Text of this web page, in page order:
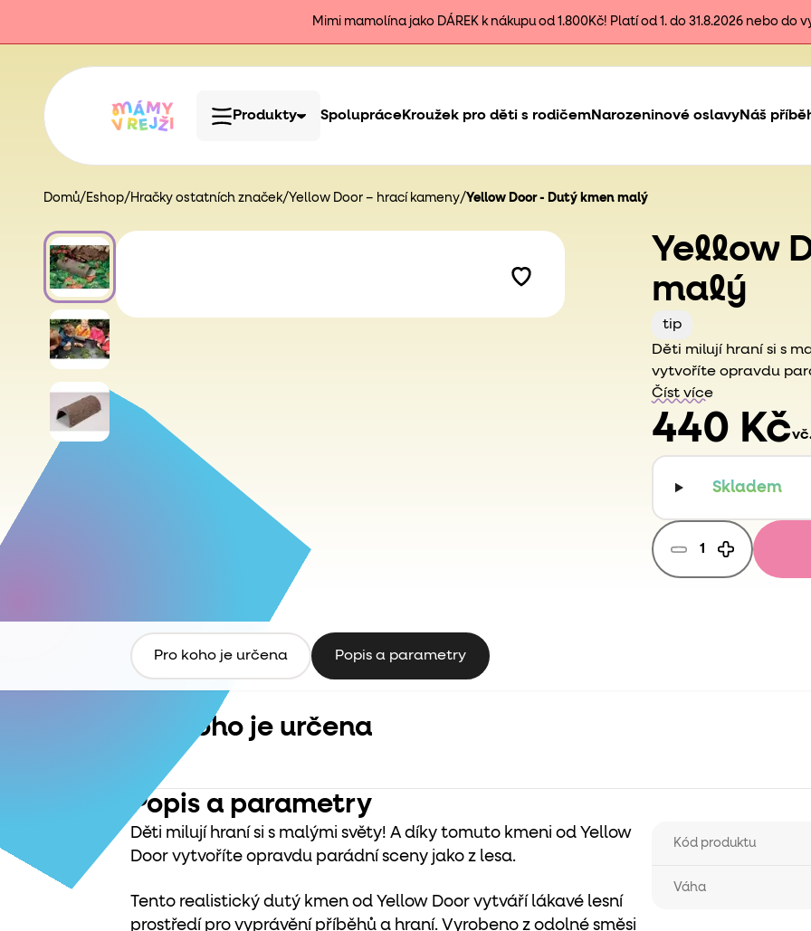
Mimi mamolína jako DÁREK k nákupu od 1.800Kč! Platí od 1. do 31.8.2026 nebo do
Produkty SpolupráceKroužek pro děti s rodičemNarozeninové oslavyNáš
Domů/ Eshop/ Hračky ostatních značek/Yellow Door – hrací kameny/Yellow Door - Dutý kmen malý
Yellow
malý
tip
Děti milují hraní si s
vytvoříte opravdu
Číst více
440 Kč
Skladem
Pro koho je určena Popis a parametry
Pro koho je určena
Popis a parametry
Děti milují hraní si s malými světy! A díky tomuto kmeni od Yellow
Door vytvoříte opravdu parádní sceny jako z lesa.
Tento realistický dutý kmen od Yellow Door vytváří lákavé lesní
prostředí pro vyprávění příběhů a hraní. Vyrobeno z odolné směsi
Kód produktu
Váha